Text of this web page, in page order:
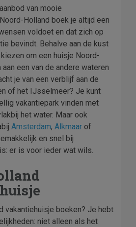
van mooie
Holland boek je altijd een
voldoet en dat zich op
bevindt. Behalve aan de kust
om een huisje Noord-
een van de andere wateren
je van een verblijf aan de
of het IJsselmeer? Je kunt
vakantiepark vinden met
het water. Maar ook
Amsterdam, Alkmaar of
en snel bij
er is voor ieder wat wils.
vakantiehuisje boeken? Je hebt
niet alleen als het